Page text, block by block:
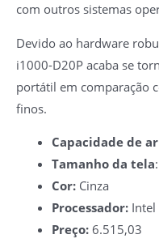
com outros sistemas
Devido ao hardware
i1000-D20P acaba se
portátil em comparação
finos.
Capacidade de
Tamanho da tela
Cor: Cinza
Processador: ‎Intel
Preço: 6.515,03